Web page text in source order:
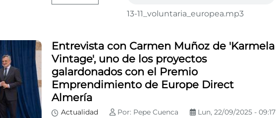
13-11_voluntaria_europea.mp3
Entrevista con Carmen Muñoz de 'Karmela
Vintage', uno de los proyectos
galardonados con el Premio
Emprendimiento de Europe Direct
Almería
Actualidad Por: Pepe Cuenca Lun, 22/09/2025 - 09:17